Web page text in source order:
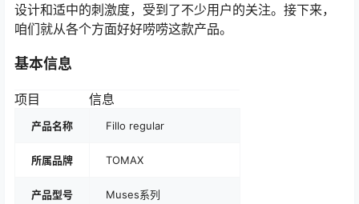
设计和适中的刺激度，受到了不少用户的关注。接下来，
咱们就从各个方面好好唠唠这款产品。
基本信息
项目 信息
产品名称 Fillo regular
所属品牌 TOMAX
产品型号 Muses系列